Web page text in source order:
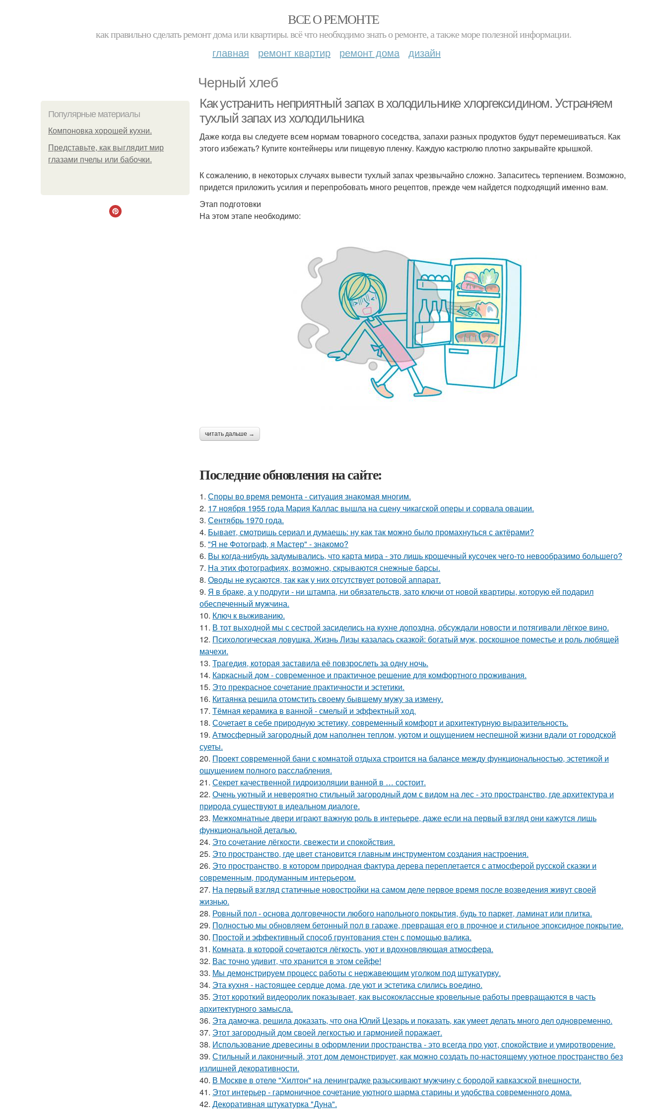
ВСЕ О РЕМОНТЕ
как правильно сделать ремонт дома или квартиры. всё что необходимо знать о ремонте, а также море полезной информации.
главная ремонт квартир ремонт дома дизайн
Черный хлеб
Популярные материалы
Компоновка хорошей кухни.
Представьте, как выглядит мир
глазами пчелы или бабочки.
Как устранить неприятный запах в холодильнике хлоргексидином. Устраняем
тухлый запах из холодильника
Даже когда вы следуете всем нормам товарного соседства, запахи разных продуктов будут перемешиваться. Как
этого избежать? Купите контейнеры или пищевую пленку. Каждую кастрюлю плотно закрывайте крышкой.
К сожалению, в некоторых случаях вывести тухлый запах чрезвычайно сложно. Запаситесь терпением. Возможно,
придется приложить усилия и перепробовать много рецептов, прежде чем найдется подходящий именно вам.
Этап подготовки
На этом этапе необходимо:
читать дальше →
Последние обновления на сайте:
1. Споры во время ремонта - ситуация знакомая многим.
2. 17 ноября 1955 года Мария Каллас вышла на сцену чикагской оперы и сорвала овации.
3. Сентябрь 1970 года.
4. Бывает, смотришь сериал и думаешь: ну как так можно было промахнуться с актёрами?
5. "Я не Фотограф, я Мастер" - знакомо?
6. Вы когда-нибудь задумывались, что карта мира - это лишь крошечный кусочек чего-то невообразимо большего?
7. На этих фотографиях, возможно, скрываются снежные барсы.
8. Оводы не кусаются, так как у них отсутствует ротовой аппарат.
9. Я в браке, а у подруги - ни штампа, ни обязательств, зато ключи от новой квартиры, которую ей подарил
обеспеченный мужчина.
10. Ключ к выживанию.
11. В тот выходной мы с сестрой засиделись на кухне допоздна, обсуждали новости и потягивали лёгкое вино.
12. Психологическая ловушка. Жизнь Лизы казалась сказкой: богатый муж, роскошное поместье и роль любящей
мачехи.
13. Трагедия, которая заставила её повзрослеть за одну ночь.
14. Каркасный дом - современное и практичное решение для комфортного проживания.
15. Это прекрасное сочетание практичности и эстетики.
16. Китаянка решила отомстить своему бывшему мужу за измену.
17. Тёмная керамика в ванной - смелый и эффектный ход.
18. Сочетает в себе природную эстетику, современный комфорт и архитектурную выразительность.
19. Атмосферный загородный дом наполнен теплом, уютом и ощущением неспешной жизни вдали от городской
суеты.
20. Проект современной бани с комнатой отдыха строится на балансе между функциональностью, эстетикой и
ощущением полного расслабления.
21. Секрет качественной гидроизоляции ванной в … состоит.
22. Очень уютный и невероятно стильный загородный дом с видом на лес - это пространство, где архитектура и
природа существуют в идеальном диалоге.
23. Межкомнатные двери играют важную роль в интерьере, даже если на первый взгляд они кажутся лишь
функциональной деталью.
24. Это сочетание лёгкости, свежести и спокойствия.
25. Это пространство, где цвет становится главным инструментом создания настроения.
26. Это пространство, в котором природная фактура дерева переплетается с атмосферой русской сказки и
современным, продуманным интерьером.
27. На первый взгляд статичные новостройки на самом деле первое время после возведения живут своей
жизнью.
28. Ровный пол - основа долговечности любого напольного покрытия, будь то паркет, ламинат или плитка.
29. Полностью мы обновляем бетонный пол в гараже, превращая его в прочное и стильное эпоксидное покрытие.
30. Простой и эффективный способ грунтования стен с помощью валика.
31. Комната, в которой сочетаются лёгкость, уют и вдохновляющая атмосфера.
32. Вас точно удивит, что хранится в этом сейфе!
33. Мы демонстрируем процесс работы с нержавеющим уголком под штукатурку.
34. Эта кухня - настоящее сердце дома, где уют и эстетика слились воедино.
35. Этот короткий видеоролик показывает, как высококлассные кровельные работы превращаются в часть
архитектурного замысла.
36. Эта дамочка, решила доказать, что она Юлий Цезарь и показать, как умеет делать много дел одновременно.
37. Этот загородный дом своей легкостью и гармонией поражает.
38. Использование древесины в оформлении пространства - это всегда про уют, спокойствие и умиротворение.
39. Стильный и лаконичный, этот дом демонстрирует, как можно создать по-настоящему уютное пространство без
излишней декоративности.
40. В Москве в отеле "Хилтон" на ленинградке разыскивают мужчину с бородой кавказской внешности.
41. Этот интерьер - гармоничное сочетание уютного шарма старины и удобства современного дома.
42. Декоративная штукатурка "Дуна".